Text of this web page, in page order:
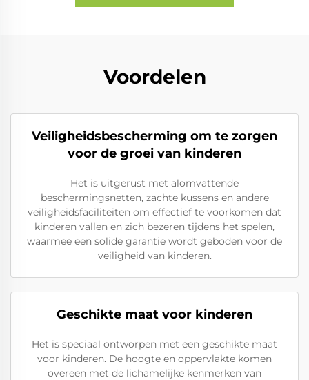
Voordelen
Veiligheidsbescherming om te zorgen
voor de groei van kinderen
Het is uitgerust met alomvattende
beschermingsnetten, zachte kussens en andere
veiligheidsfaciliteiten om effectief te voorkomen dat
kinderen vallen en zich bezeren tijdens het spelen,
waarmee een solide garantie wordt geboden voor de
veiligheid van kinderen.
Geschikte maat voor kinderen
Het is speciaal ontworpen met een geschikte maat
voor kinderen. De hoogte en oppervlakte komen
overeen met de lichamelijke kenmerken van